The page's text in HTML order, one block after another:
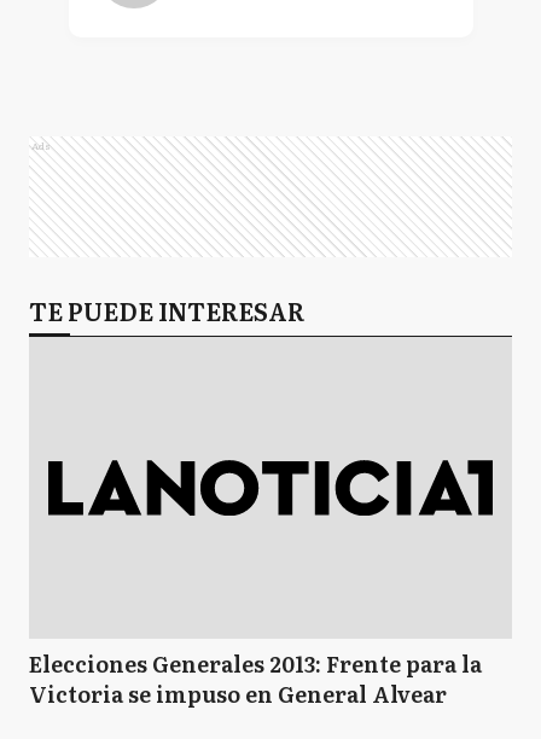
Ads
TE PUEDE INTERESAR
Elecciones Generales 2013: Frente para la
Victoria se impuso en General Alvear